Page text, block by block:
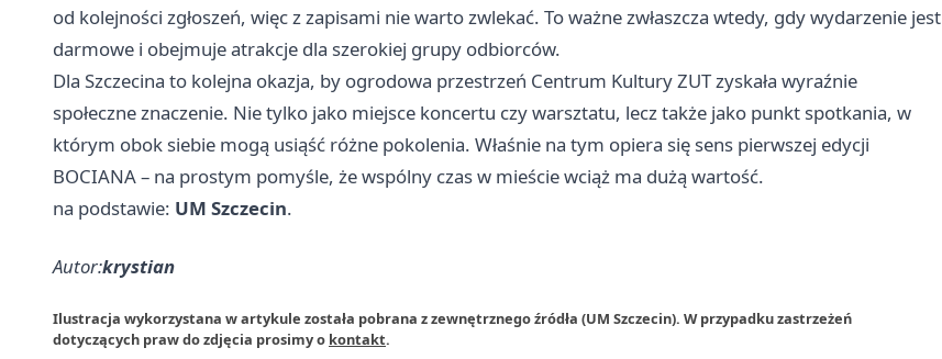
od kolejności zgłoszeń, więc z zapisami nie warto zwlekać. To ważne zwłaszcza wtedy, gdy wydarzenie jest
darmowe i obejmuje atrakcje dla szerokiej grupy odbiorców.
Dla Szczecina to kolejna okazja, by ogrodowa przestrzeń Centrum Kultury ZUT zyskała wyraźnie
społeczne znaczenie. Nie tylko jako miejsce koncertu czy warsztatu, lecz także jako punkt spotkania, w
którym obok siebie mogą usiąść różne pokolenia. Właśnie na tym opiera się sens pierwszej edycji
BOCIANA – na prostym pomyśle, że wspólny czas w mieście wciąż ma dużą wartość.
na podstawie: UM Szczecin.
Autor:krystian
Ilustracja wykorzystana w artykule została pobrana z zewnętrznego źródła (UM Szczecin). W przypadku zastrzeżeń
dotyczących praw do zdjęcia prosimy o kontakt.